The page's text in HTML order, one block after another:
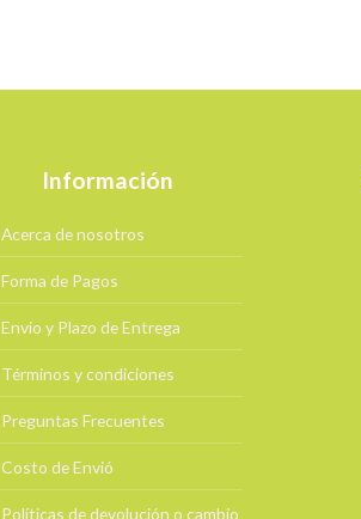
Información
Acerca de nosotros
Forma de Pagos
Envio y Plazo de Entrega
Términos y condiciones
Preguntas Frecuentes
Costo de Envió
Políticas de devolución o cambio